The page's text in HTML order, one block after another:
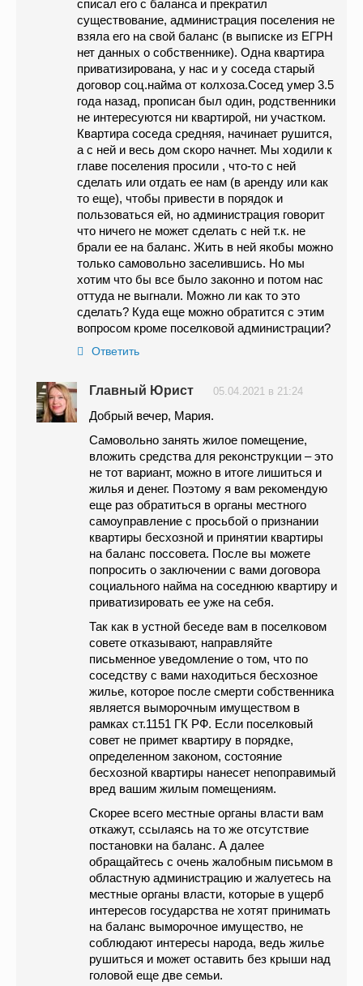
списал его с баланса и прекратил
существование, администрация поселения не
взяла его на свой баланс (в выписке из ЕГРН
нет данных о собственнике). Одна квартира
приватизирована, у нас и у соседа старый
договор соц.найма от колхоза.Сосед умер 3.5
года назад, прописан был один, родственники
не интересуются ни квартирой, ни участком.
Квартира соседа средняя, начинает рушится,
а с ней и весь дом скоро начнет. Мы ходили к
главе поселения просили , что-то с ней
сделать или отдать ее нам (в аренду или как
то еще), чтобы привести в порядок и
пользоваться ей, но администрация говорит
что ничего не может сделать с ней т.к. не
брали ее на баланс. Жить в ней якобы можно
только самовольно заселившись. Но мы
хотим что бы все было законно и потом нас
оттуда не выгнали. Можно ли как то это
сделать? Куда еще можно обратится с этим
вопросом кроме поселковой администрации?
Ответить
Главный Юрист 05.04.2021 в 21:24
Добрый вечер, Мария.
Самовольно занять жилое помещение,
вложить средства для реконструкции – это
не тот вариант, можно в итоге лишиться и
жилья и денег. Поэтому я вам рекомендую
еще раз обратиться в органы местного
самоуправление с просьбой о признании
квартиры бесхозной и принятии квартиры
на баланс поссовета. После вы можете
попросить о заключении с вами договора
социального найма на соседнюю квартиру и
приватизировать ее уже на себя.
Так как в устной беседе вам в поселковом
совете отказывают, направляйте
письменное уведомление о том, что по
соседству с вами находиться бесхозное
жилье, которое после смерти собственника
является выморочным имуществом в
рамках ст.1151 ГК РФ. Если поселковый
совет не примет квартиру в порядке,
определенном законом, состояние
бесхозной квартиры нанесет непоправимый
вред вашим жилым помещениям.
Скорее всего местные органы власти вам
откажут, ссылаясь на то же отсутствие
постановки на баланс. А далее
обращайтесь с очень жалобным письмом в
областную администрацию и жалуетесь на
местные органы власти, которые в ущерб
интересов государства не хотят принимать
на баланс выморочное имущество, не
соблюдают интересы народа, ведь жилье
рушиться и может оставить без крыши над
головой еще две семьи.